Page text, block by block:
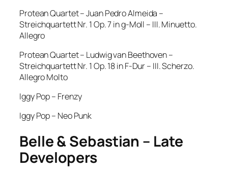
Protean Quartet – Juan Pedro Almeida –
Streichquartett Nr. 1 Op. 7 in g-Moll – III. Minuetto.
Allegro
Protean Quartet – Ludwig van Beethoven –
Streichquartett Nr. 1 Op. 18 in F-Dur – III. Scherzo.
Allegro Molto
Iggy Pop – Frenzy
Iggy Pop – Neo Punk
Belle & Sebastian – Late
Developers